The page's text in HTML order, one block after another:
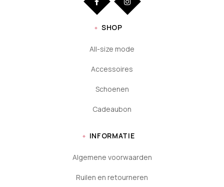
SHOP
All-size mode
Accessoires
Schoenen
Cadeaubon
INFORMATIE
Algemene voorwaarden
Ruilen en retourneren